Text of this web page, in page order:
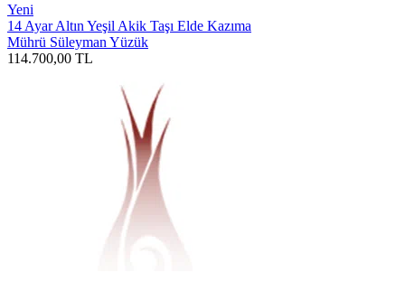
Yeni
14 Ayar Altın Yeşil Akik Taşı Elde Kazıma
Mührü Süleyman Yüzük
114.700,00 TL